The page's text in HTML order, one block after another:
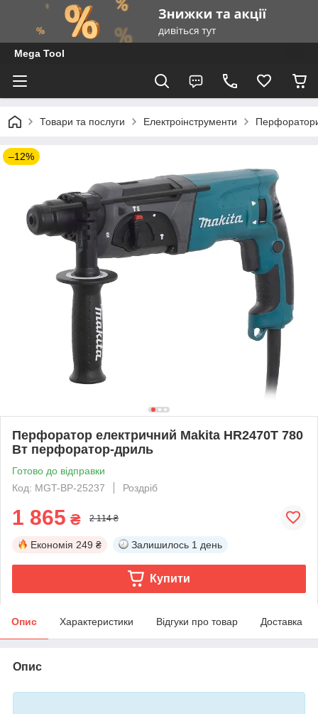
Mega Tool
Товари та послуги Електроінструменти
–12%
Перфоратор електричний Makita HR2470T 780
Вт перфоратор-дриль
Готово до відправки
Код: MGT-BP-25237
Роздріб
1 865 ₴ 2 114 ₴
Економія 249 ₴ Залишилось 1 день
Купити
Опис Характеристики Відгуки про товар Доставка
Опис